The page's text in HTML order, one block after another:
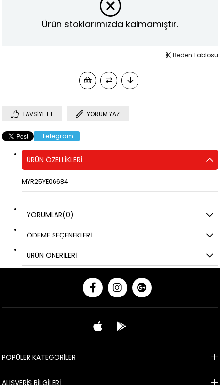
Ürün stoklarımızda kalmamıştır.
Beden Tablosu
TAVSIYE ET YORUM YAZ
Telegram
ÜRÜN ÖZELLIKLERI
MYR25YE06684
YORUMLAR(0)
ÖDEME SEÇENEKLERI
ÜRÜN ÖNERILERI
POPÜLER KATEGORİLER
ALIŞVERİŞ BİLGİLERİ